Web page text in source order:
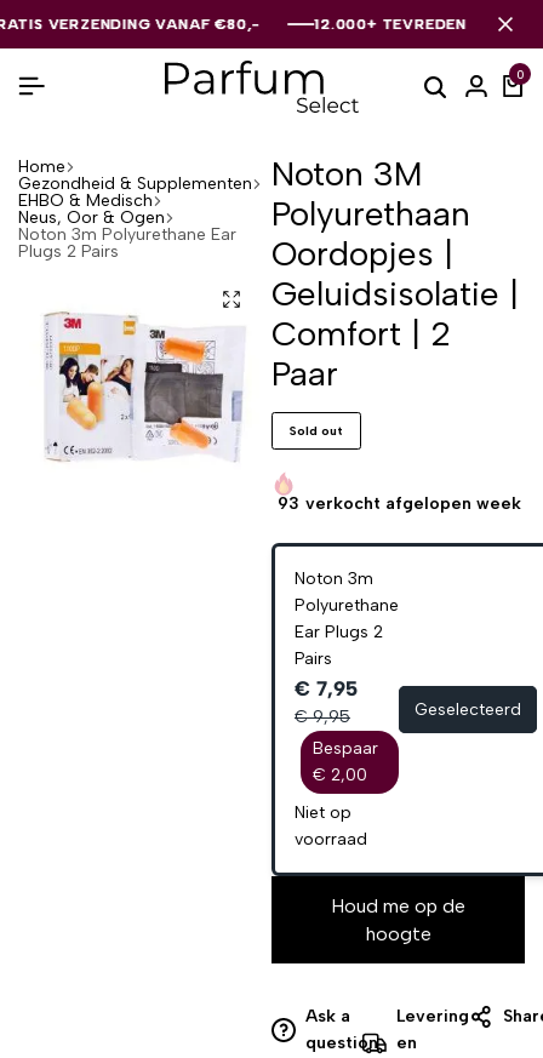
VERZENDING VANAF €80,- 12.000+ TEVREDEN KLANTEN
VERZENDING VANAF €80,- 12.000+ TEVREDEN KLANTEN
VERZENDING VANAF €80,- 12.000+ TEVREDEN KLANTEN
0
Home
Gezondheid & Supplementen
EHBO & Medisch
Neus, Oor & Ogen
Noton 3m Polyurethane Ear
Plugs 2 Pairs
Noton 3M
Polyurethaan
Oordopjes |
Geluidsisolatie |
Comfort | 2
Paar
Sold out
93 verkocht afgelopen week
Noton 3m
Polyurethane
Ear Plugs 2
Pairs
€ 7,95
€ 9,95
Bespaar
€ 2,00
Niet op
voorraad
Geselecteerd
Houd me op de
hoogte
Ask a
question
Levering
en